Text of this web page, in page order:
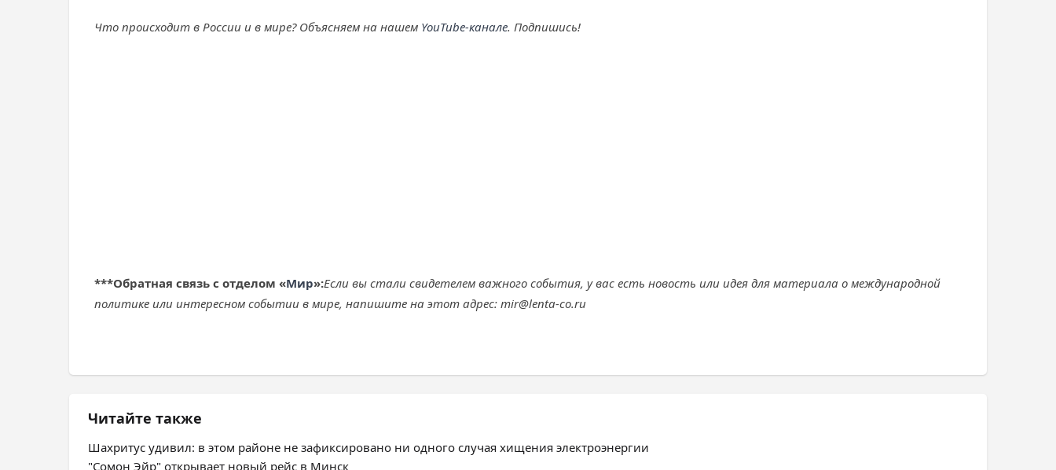
Что происходит в России и в мире? Объясняем на нашем YouTube-канале. Подпишись!
***Обратная связь с отделом «Мир»:Если вы стали свидетелем важного события, у вас есть новость или идея для материала о международной
политике или интересном событии в мире, напишите на этот адрес: mir@lenta-co.ru
Читайте также
Шахритус удивил: в этом районе не зафиксировано ни одного случая хищения электроэнергии
"Сомон Эйр" открывает новый рейс в Минск